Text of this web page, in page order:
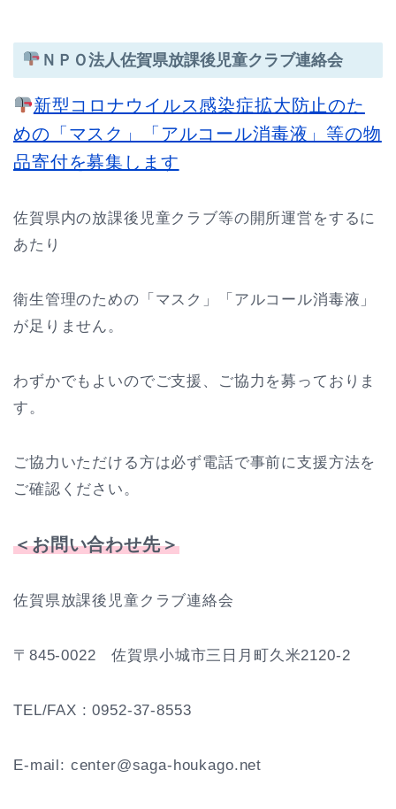
ＮＰＯ法人佐賀県放課後児童クラブ連絡会
新型コロナウイルス感染症拡大防止のた
めの「マスク」「アルコール消毒液」等の物
品寄付を募集します
佐賀県内の放課後児童クラブ等の開所運営をするに
あたり
衛生管理のための「マスク」「アルコール消毒液」
が足りません。
わずかでもよいのでご支援、ご協力を募っておりま
す。
ご協力いただける方は必ず電話で事前に支援方法を
ご確認ください。
＜お問い合わせ先＞
佐賀県放課後児童クラブ連絡会
〒845-0022 佐賀県小城市三日月町久米2120-2
TEL/FAX : 0952-37-8553
E-mail: center@saga-houkago.net